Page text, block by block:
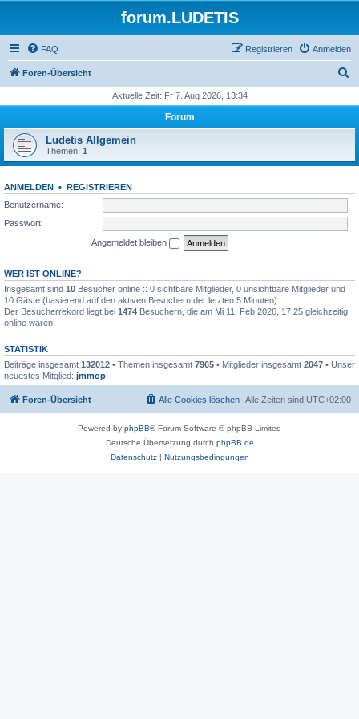
forum.LUDETIS
FAQ Anmelden
Registrieren
Foren-Übersicht
h
Aktuelle Zeit: Fr 7. Aug 2026, 13:34
Forum
Ludetis Allgemein
Themen: 1
ANMELDEN • REGISTRIEREN
Benutzername:
Passwort:
Angemeldet bleiben
WER IST ONLINE?
Insgesamt sind 10 Besucher online :: 0 sichtbare Mitglieder, 0 unsichtbare Mitglieder und
10 Gäste (basierend auf den aktiven Besuchern der letzten 5 Minuten)
Der Besucherrekord liegt bei 1474 Besuchern, die am Mi 11. Feb 2026, 17:25 gleichzeitig
online waren.
STATISTIK
Beiträge insgesamt 132012 • Themen insgesamt 7965 • Mitglieder insgesamt 2047 • Unser
neuestes Mitglied: jmmop
Foren-Übersicht Alle Zeiten sind UTC+02:00
Alle Cookies löschen
Powered by phpBB® Forum Software © phpBB Limited
Deutsche Übersetzung durch phpBB.de
Datenschutz| Nutzungsbedingungen